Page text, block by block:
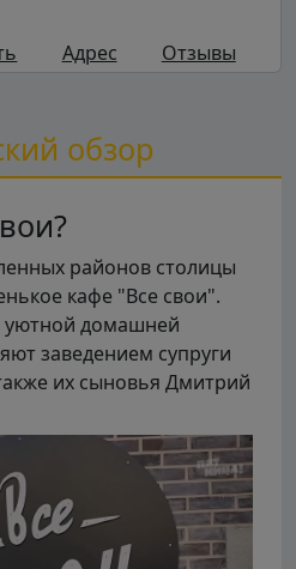
Адрес Отзывы
обзор
районов столицы
кафе "Все свои".
уютной домашней
заведением супруги
их сыновья Дмитрий